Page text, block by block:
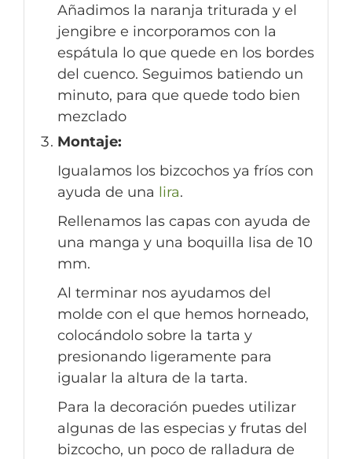
Añadimos la naranja triturada y el
jengibre e incorporamos con la
espátula lo que quede en los bordes
del cuenco. Seguimos batiendo un
minuto, para que quede todo bien
mezclado
Montaje:
Igualamos los bizcochos ya fríos con
ayuda de una lira.
Rellenamos las capas con ayuda de
una manga y una boquilla lisa de 10
mm.
Al terminar nos ayudamos del
molde con el que hemos horneado,
colocándolo sobre la tarta y
presionando ligeramente para
igualar la altura de la tarta.
Para la decoración puedes utilizar
algunas de las especias y frutas del
bizcocho, un poco de ralladura de